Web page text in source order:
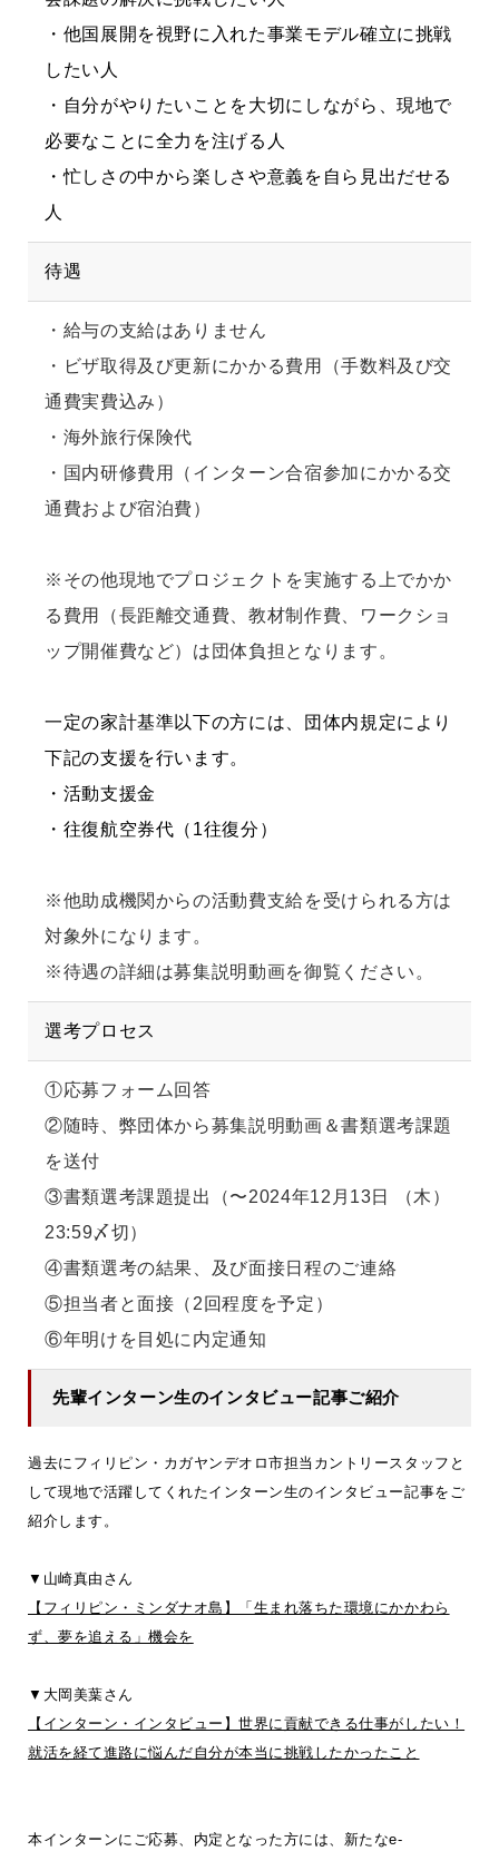
・他国展開を視野に入れた事業モデル確立に挑戦
したい人
・自分がやりたいことを大切にしながら、現地で
必要なことに全力を注げる人
・忙しさの中から楽しさや意義を自ら見出だせる
人
待遇
・給与の支給はありません
・ビザ取得及び更新にかかる費用（手数料及び交
通費実費込み）
・海外旅行保険代
・国内研修費用（インターン合宿参加にかかる交
通費および宿泊費）
※その他現地でプロジェクトを実施する上でかか
る費用（長距離交通費、教材制作費、ワークショ
ップ開催費など）は団体負担となります。
一定の家計基準以下の方には、団体内規定により
下記の支援を行います。
・活動支援金
・往復航空券代（1往復分）
※他助成機関からの活動費支給を受けられる方は
対象外になります。
※待遇の詳細は募集説明動画を御覧ください。
選考プロセス
①応募フォーム回答
②随時、弊団体から募集説明動画＆書類選考課題
を送付
③書類選考課題提出（〜2024年12月13日 （木）
23:59〆切）
④書類選考の結果、及び面接日程のご連絡
⑤担当者と面接（2回程度を予定）
⑥年明けを目処に内定通知
先輩インターン生のインタビュー記事ご紹介
過去にフィリピン・カガヤンデオロ市担当カントリースタッフと
して現地で活躍してくれたインターン生のインタビュー記事をご
紹介します。
▼山崎真由さん
【フィリピン・ミンダナオ島】「生まれ落ちた環境にかかわら
ず、夢を追える」機会を
▼大岡美葉さん
【インターン・インタビュー】世界に貢献できる仕事がしたい！
就活を経て進路に悩んだ自分が本当に挑戦したかったこと
本インターンにご応募、内定となった方には、新たなe-